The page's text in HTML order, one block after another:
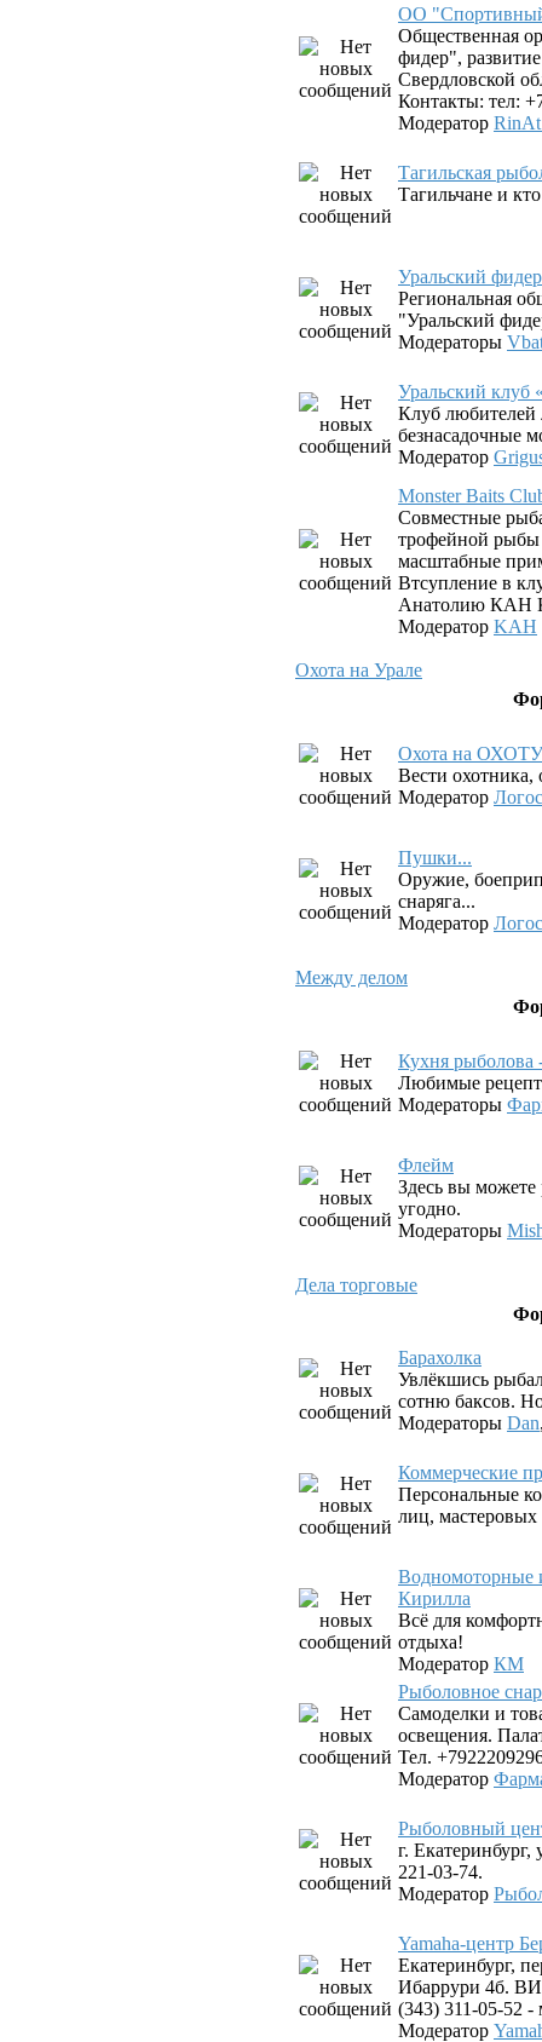
ОО
Общественная
фидер",
Свердловской
Контакты: тел:
Модератор
Тагильская
Тагильчане и
Уральский
Региональная
"Уральский
Модераторы
Уральский клуб
Клуб
безнасадочные
Модератор
Monster Baits
Совместные
трофейной рыбы
масштабные
Втсупление в
Анатолию КАН
Модератор KAH
Охота на Урале
Охота на ОХОТУ
Вести охотника,
Модератор Логос
Пушки...
Оружие,
снаряга...
Модератор Логос
Между делом
Кухня рыболова
Любимые
Модераторы
Флeйм
Здесь вы можете
угодно.
Модераторы
Дела торговые
Барахолка
Увлёкшись
сотню баксов.
Модераторы Dan
Коммерческие
Персональные
лиц,
Водномоторные
Кирилла
Всё для
отдыха!
Модератор КМ
Рыболовное
Самоделки и
освещения.
Тел.
Модератор
Рыболовный
г.
221-03-74.
Модератор
Yamaha-центр
Екатеринбург,
Ибаррури 4б.
(343) 311-05-52
Модератор